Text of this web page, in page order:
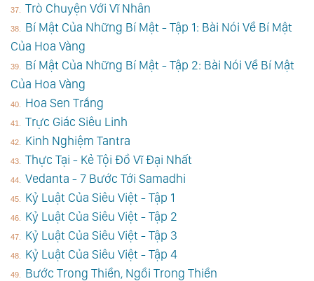
Trò Chuyện Với Vĩ Nhân
Bí Mật Của Những Bí Mật - Tập 1: Bài Nói Về Bí Mật
Của Hoa Vàng
Bí Mật Của Những Bí Mật - Tập 2: Bài Nói Về Bí Mật
Của Hoa Vàng
Hoa Sen Trắng
Trực Giác Siêu Linh
Kinh Nghiệm Tantra
Thực Tại - Kẻ Tội Đồ Vĩ Đại Nhất
Vedanta - 7 Bước Tới Samadhi
Kỷ Luật Của Siêu Việt - Tập 1
Kỷ Luật Của Siêu Việt - Tập 2
Kỷ Luật Của Siêu Việt - Tập 3
Kỷ Luật Của Siêu Việt - Tập 4
Bước Trong Thiền, Ngồi Trong Thiền